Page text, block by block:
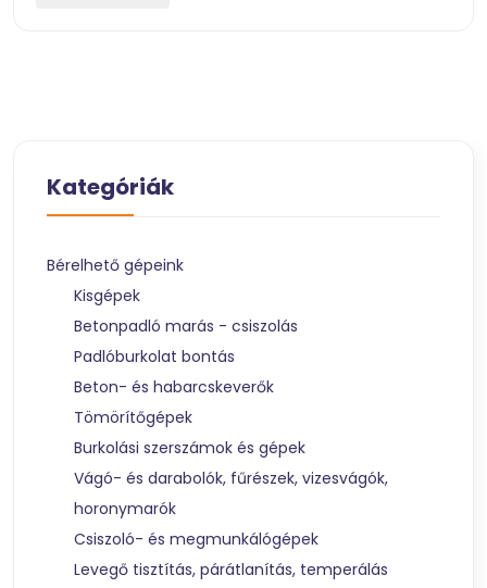
Kategóriák
Bérelhető gépeink
Kisgépek
Betonpadló marás - csiszolás
Padlóburkolat bontás
Beton- és habarcskeverők
Tömörítőgépek
Burkolási szerszámok és gépek
Vágó- és darabolók, fűrészek, vizesvágók,
horonymarók
Csiszoló- és megmunkálógépek
Levegő tisztítás, párátlanítás, temperálás